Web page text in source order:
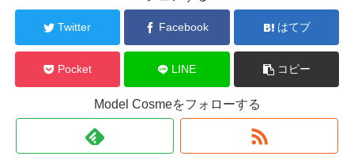
Twitter Facebook はてブ
Pocket LINE コピー
Model Cosmeをフォローする